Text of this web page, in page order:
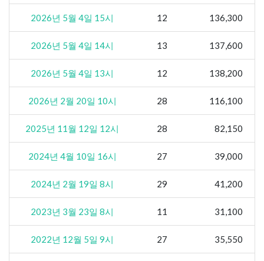
2026년 5월 4일 15시 12 136,300
2026년 5월 4일 14시 13 137,600
2026년 5월 4일 13시 12 138,200
2026년 2월 20일 10시 28 116,100
2025년 11월 12일 12시 28 82,150
2024년 4월 10일 16시 27 39,000
2024년 2월 19일 8시 29 41,200
2023년 3월 23일 8시 11 31,100
2022년 12월 5일 9시 27 35,550